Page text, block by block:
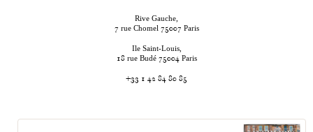
Rive Gauche,
7 rue Chomel 75007 Paris
Ile Saint-Louis,
18 rue Budé 75004 Paris
+33 1 42 84 80 85